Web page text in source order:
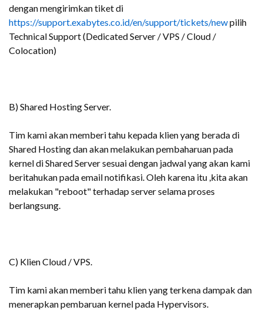
dengan mengirimkan tiket di
https://support.exabytes.co.id/en/support/tickets/newpilih
Technical Support (Dedicated Server / VPS / Cloud /
Colocation)
B) Shared Hosting Server.
Tim kami akan memberi tahu kepada klien yang berada di
Shared Hosting dan akan melakukan pembaharuan pada
kernel di Shared Server sesuai dengan jadwal yang akan kami
beritahukan pada email notifikasi. Oleh karena itu ,kita akan
melakukan "reboot" terhadap server selama proses
berlangsung.
C) Klien Cloud / VPS.
Tim kami akan memberi tahu klien yang terkena dampak dan
menerapkan pembaruan kernel pada Hypervisors.